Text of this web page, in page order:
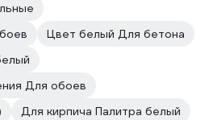
Цвет белый Для бетона
Для обоев
Для кирпича Палитра белый